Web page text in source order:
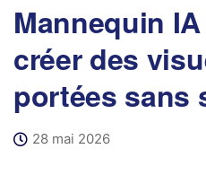
Mannequin
créer des
portées sans
28 mai 2026